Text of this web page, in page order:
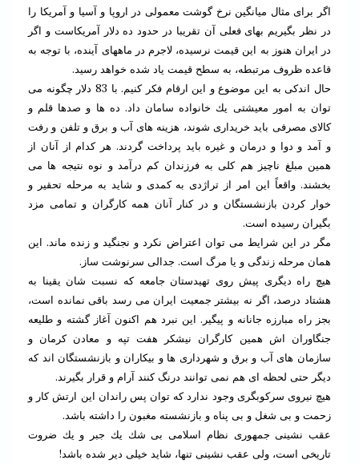
اگر براى مثال ميانگين نرخ گوشت معمولى در اروپا و آسيا و آمريكا را
در نظر بگيريم بهاى فعلى آن تقريبا در حدود ده دلار آمريكاست و اگر
در ايران هنوز به اين قيمت نرسيده، لاجرم در ماههاى آينده، با توجه به
قاعده ظروف مرتبطه، به سطح قيمت ياد شده خواهد رسيد.
حال اندكى به اين موضوع و اين ارقام فكر كنيم. با 83 دلار چگونه مى
توان به امور معيشتى يك خانواده سامان داد. ده ها و صدها قلم و
كالاى مصرفى بايد خريدارى شوند، هزينه هاى آب و برق و تلفن و رفت
و آمد و دوا و درمان و غيره بايد پرداخت گردند. هر كدام از آنان از
همين مبلغ ناچيز هم كلى به فرزندان كم درآمد و نوه نتيجه ها مى
بخشند. واقعاً اين امر از تراژدى به كمدى و شايد به مرحله تحقير و
خوار كردن بازنشستگان و در كنار آنان همه كارگران و تمامى مزد
بگيران رسيده است.
مگر در اين شرايط مى توان اعتراض نكرد و نجنگيد و زنده ماند. اين
همان مرحله زندگى و يا مرگ است. جدالى سرنوشت ساز.
هيچ راه ديگرى پيش روى تهيدستان جامعه كه نسبت شان يقينا به
هشتاد درصد، اگر نه بيشتر جمعيت ايران مى رسد باقى نمانده است،
بجز راه مبارزه جانانه و پيگير. اين نبرد هم اكنون آغاز گشته و طليعه
جنگاوران اش همين كارگران نيشكر هفت تپه و معادن كرمان و
سازمان هاى آب و برق و شهردارى ها و بيكاران و بازنشستگان اند كه
ديگر حتى لحظه اى هم نمى توانند درنگ كنند آرام و قرار بگيرند.
هيچ نيروى سركوبگرى وجود ندارد كه توان پس راندان اين ارتش كار و
زحمت و بى شغل و بى پناه و بازنشسته مغبون را داشته باشد.
عقب نشينى جمهورى نظام اسلامى بى شك يك جبر و يك ضروت
تاريخى است، ولى عقب نشينى تنها، شايد خيلى دير شده باشد!